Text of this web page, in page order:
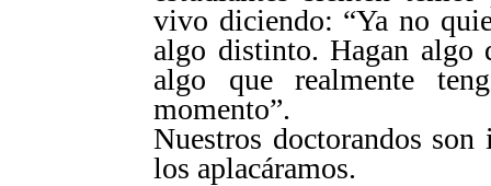
vivo diciendo: “Ya no
algo distinto. Hagan algo
algo que realmente
momento”.
Nuestros doctorandos
los aplacáramos.